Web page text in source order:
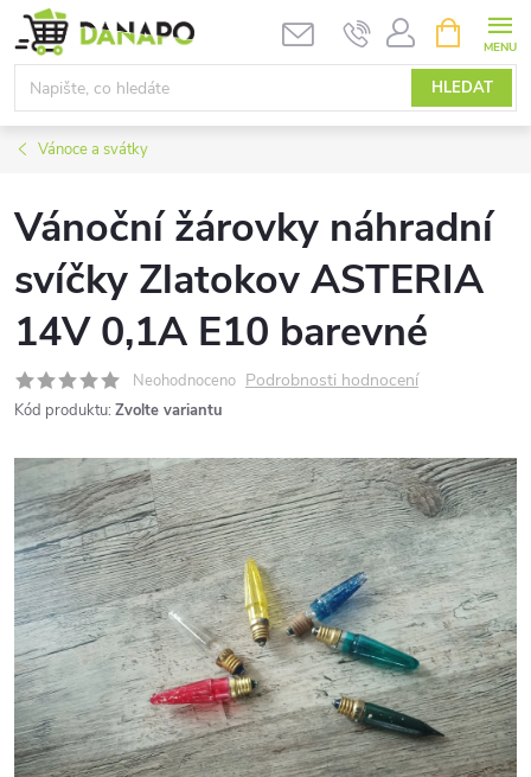
Přejít
na
obsah
HLEDAT
NÁKUPNÍ
KOŠÍK
Vánoce a svátky
Vánoční žárovky náhradní
svíčky Zlatokov ASTERIA
14V 0,1A E10 barevné
Neohodnoceno Podrobnosti hodnocení
Kód produktu: Zvolte variantu